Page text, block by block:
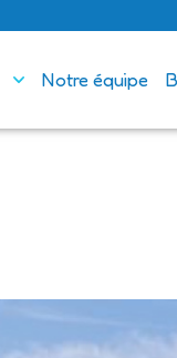
notre équipe